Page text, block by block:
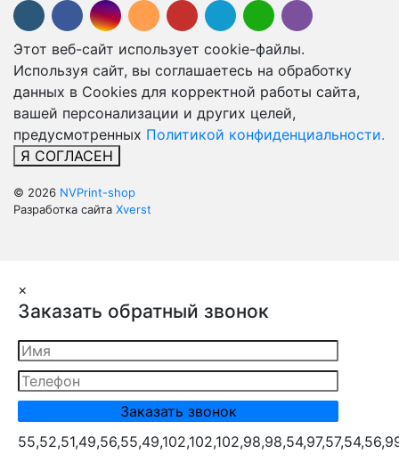
Этот веб-сайт использует cookie-файлы.
Используя сайт, вы соглашаетесь на обработку
данных в Cookies для корректной работы сайта,
вашей персонализации и других целей,
предусмотренных Политикой конфиденциальности.
Я СОГЛАСЕН
© 2026 NVPrint-shop
Разработка сайта Xverst
×
Заказать обратный звонок